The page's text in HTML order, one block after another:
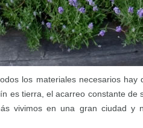
los materiales necesarios hay
es tierra, el acarreo constante de
vivimos en una gran ciudad y